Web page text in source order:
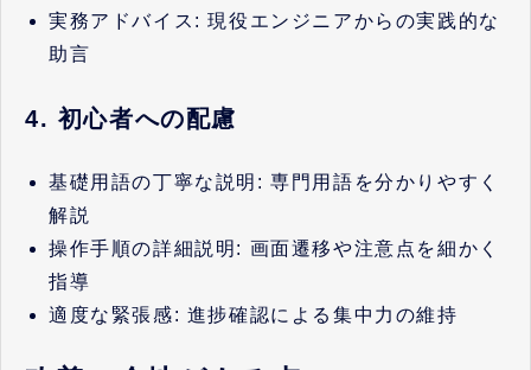
実務アドバイス: 現役エンジニアからの実践的な
助言
4. 初心者への配慮
基礎用語の丁寧な説明: 専門用語を分かりやすく
解説
操作手順の詳細説明: 画面遷移や注意点を細かく
指導
適度な緊張感: 進捗確認による集中力の維持